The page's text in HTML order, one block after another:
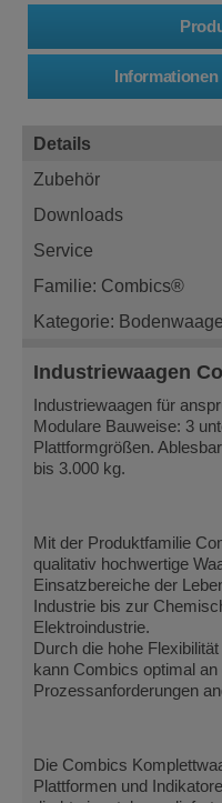
Details
Zubehör
Downloads
Service
Familie: Combics®
Kategorie:
Industriewaagen
Industriewaagen für
Modulare Bauweise: 3
Plattformgrößen.
bis 3.000 kg.
Mit der Produktfamilie
qualitativ hochwertige
Einsatzbereiche der
Industrie bis zur
Elektroindustrie.
Durch die hohe
kann Combics optimal
Prozessanforderungen
Die Combics
Plattformen und